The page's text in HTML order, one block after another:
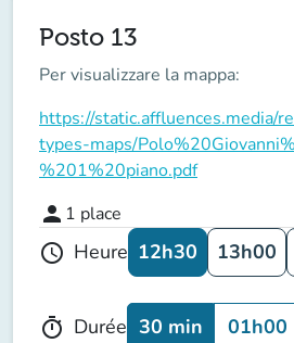
Posto 13
Per visualizzare la mappa:
https://static.affluences.media/
types-maps/
%201%20piano.pdf
person 1 place
schedule Heure 12h30 13h00
timer Durée 30 min 01h00